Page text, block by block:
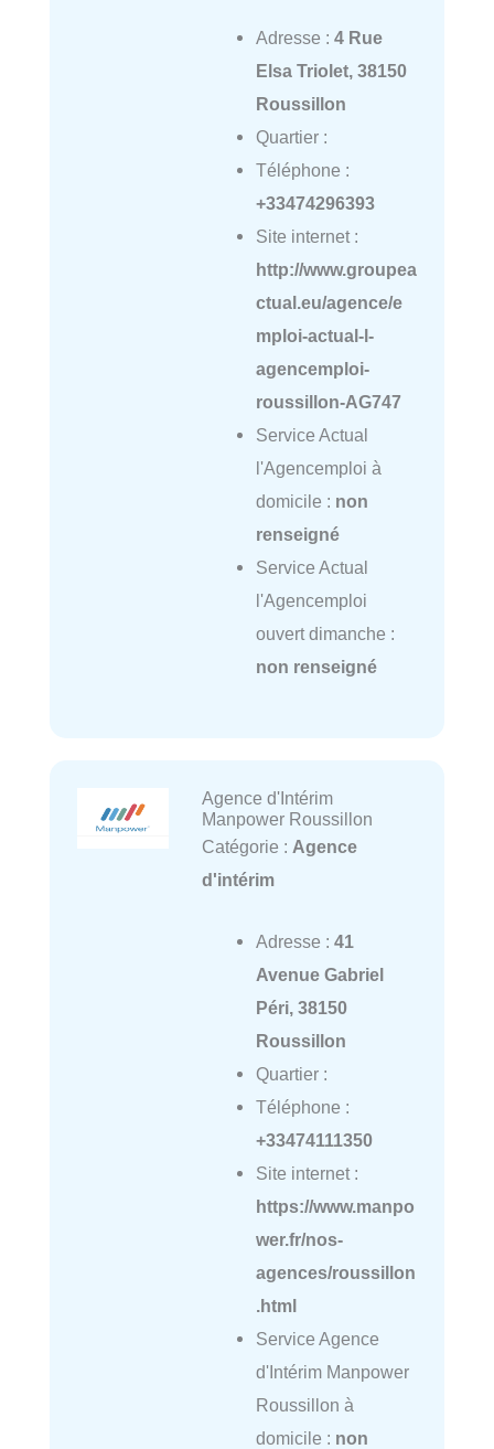
Adresse : 4 Rue
Elsa Triolet, 38150
Roussillon
Quartier :
Téléphone :
+33474296393
Site internet :
http://www.groupea
ctual.eu/agence/e
mploi-actual-l-
agencemploi-
roussillon-AG747
Service Actual
l'Agencemploi à
domicile : non
renseigné
Service Actual
l'Agencemploi
ouvert dimanche :
non renseigné
Agence d'Intérim
Manpower Roussillon
Catégorie : Agence
d'intérim
Adresse : 41
Avenue Gabriel
Péri, 38150
Roussillon
Quartier :
Téléphone :
+33474111350
Site internet :
https://www.manpo
wer.fr/nos-
agences/roussillon
.html
Service Agence
d'Intérim Manpower
Roussillon à
domicile : non